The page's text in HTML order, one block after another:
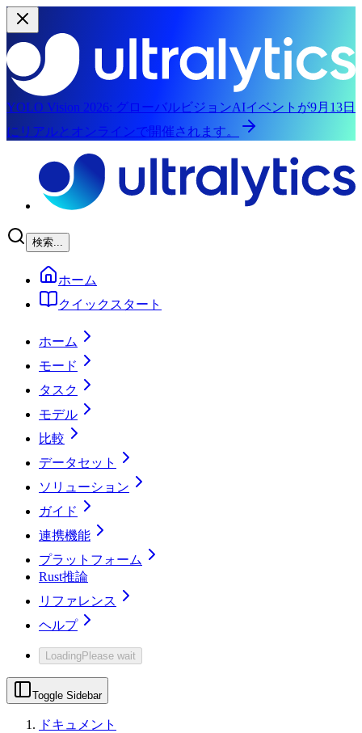
YOLO Vision 2026: グローバルビジョンAIイベントが9月13日
にリアルとオンラインで開催されます。
検索...
ホーム
クイックスタート
ホーム
モード
タスク
モデル
比較
データセット
ソリューション
ガイド
連携機能
プラットフォーム
Rust推論
リファレンス
ヘルプ
LoadingPlease wait
Toggle Sidebar
ドキュメント